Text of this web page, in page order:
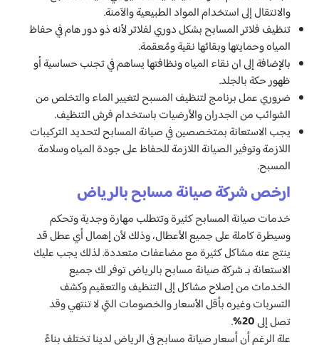
والانتقال إلى استخدام المواد الطبيعية والآمنة.
تنظيف فلاتر المسابح بشكل دوري لفلاتر لأنه ذو دور هام في حفاظ
المياه وحمايتها وبقائها نقية ومُعقمة.
بالإضافة إلى ان نقاء المياه ونظافتها يساهم في تجنب حساسية أو
ظهور حكة بالجلد.
ضروري عمل برنامج لتنظيف المسبح لتغيير الماء والتخلص من
الشوائب من الجدران والأرضيات باستخدام فرش التنظيف.
يجب الاستعانة بمتخصصين في صيانة المسابح لتحديد التركيبات
اللازمة وتوفير الصيانة اللازمة للحفاظ على جودة المياه وسلامة
المسبح.
ارخص شركة صيانة مسابح بالرياض
خدمات صيانة المسابح كثيرة وتتطلب مهارة وجدية وتحكم
وسيطرة كاملة على جميع الأعطال، وذلك لأن إهمال أي عطل قد
ينتج عنه مشاكل كثيرة مع مضاعفات متعددة. لذلك يجب عليك
الاستعانة بـ شركة صيانة مسابح بالرياض توفر لك جميع
الخدمات من إصلاح مشاكل إلى التنظيف والتعقيم وكشف
التسربات وغيره بأقل الأسعار والخصومات التي لا تنتهي وقد
تصل إلى20%
.
علة الرغم أن أسعار صيانة مسابح في الرياض لدينا تختلف بناءً